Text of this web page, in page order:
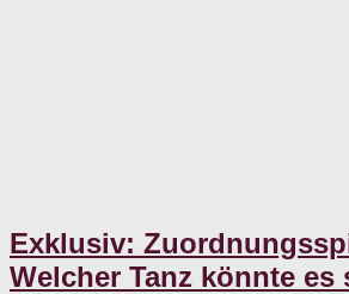
Exklusiv:
Welcher Tanz könnte es